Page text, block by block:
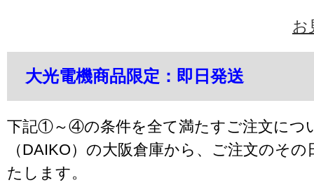
お
大光電機商品限定：即日発送
下記①～④の条件を全て満たすご注文につ
（DAIKO）の大阪倉庫から、ご注文のそ
たします。